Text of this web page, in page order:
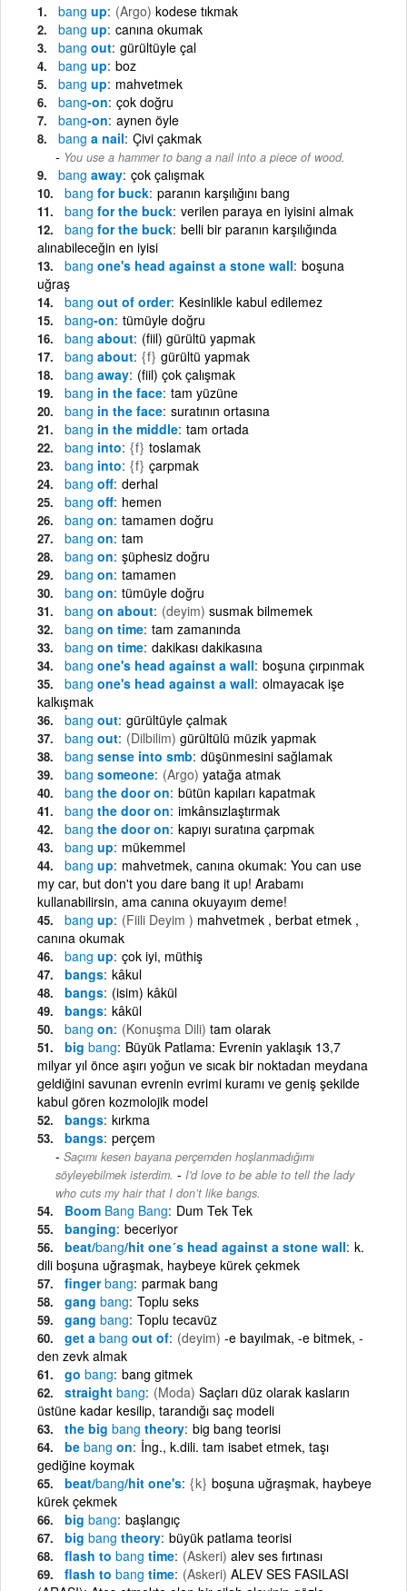
bang up (Argo) kodese tıkmak
bang up canına okumak
bang out gürültüyle çal
bang up boz
bang up mahvetmek
bang-on çok doğru
bang-on aynen öyle
bang a nail Çivi çakmak
You use a hammer to bang a nail into a piece of wood.
bang away çok çalışmak
bang for buck paranın karşılığını bang
bang for the buck verilen paraya en iyisini almak
bang for the buck belli bir paranın karşılığında
alınabileceğin en iyisi
bang one's head against a stone wall boşuna
uğraş
bang out of order Kesinlikle kabul edilemez
bang-on tümüyle doğru
bang about (fiil) gürültü yapmak
bang about {f} gürültü yapmak
bang away (fiil) çok çalışmak
bang in the face tam yüzüne
bang in the face suratının ortasına
bang in the middle tam ortada
bang into {f} toslamak
bang into {f} çarpmak
bang off derhal
bang off hemen
bang on tamamen doğru
bang on tam
bang on şüphesiz doğru
bang on tamamen
bang on tümüyle doğru
bang on about (deyim) susmak bilmemek
bang on time tam zamanında
bang on time dakikası dakikasına
bang one's head against a wall boşuna çırpınmak
bang one's head against a wall olmayacak işe
kalkışmak
bang out gürültüyle çalmak
bang out (Dilbilim) gürültülü müzik yapmak
bang sense into smb düşünmesini sağlamak
bang someone (Argo) yatağa atmak
bang the door on bütün kapıları kapatmak
bang the door on imkânsızlaştırmak
bang the door on kapıyı suratına çarpmak
bang up mükemmel
bang up mahvetmek, canına okumak: You can use
my car, but don't you dare bang it up! Arabamı
kullanabilirsin, ama canına okuyayım deme!
bang up (Fiili Deyim ) mahvetmek , berbat etmek ,
canına okumak
bang up çok iyi, müthiş
bangs kâkul
bangs (isim) kâkül
bangs kâkül
bang on (Konuşma Dili) tam olarak
big bang Büyük Patlama: Evrenin yaklaşık 13,7
milyar yıl önce aşırı yoğun ve sıcak bir noktadan meydana
geldiğini savunan evrenin evrimi kuramı ve geniş şekilde
kabul gören kozmolojik model
bangs kırkma
bangs perçem
Saçımı kesen bayana perçemden hoşlanmadığımı
söyleyebilmek isterdim. - I'd love to be able to tell the lady
who cuts my hair that I don’t like bangs.
Boom Bang Bang Dum Tek Tek
banging beceriyor
beat/bang/hit one´s head against a stone wall k.
dili boşuna uğraşmak, haybeye kürek çekmek
fingerbang parmak bang
gang bang Toplu seks
gang bang Toplu tecavüz
get a bang out of (deyim) -e bayılmak, -e bitmek, -
den zevk almak
go bang bang gitmek
straight bang (Moda) Saçları düz olarak kasların
üstüne kadar kesilip, tarandığı saç modeli
the big bang theory big bang teorisi
be bang on İng., k.dili. tam isabet etmek, taşı
gediğine koymak
beat/bang/hit one's {k} boşuna uğraşmak, haybeye
kürek çekmek
big bang başlangıç
big bang theory büyük patlama teorisi
flash to bang time (Askeri) alev ses fırtınası
flash to bang time (Askeri) ALEV SES FASILASI